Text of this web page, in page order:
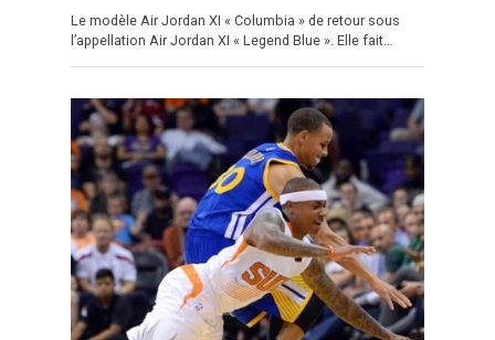
Le modèle Air Jordan XI « Columbia » de retour sous
l’appellation Air Jordan XI « Legend Blue ». Elle fait…